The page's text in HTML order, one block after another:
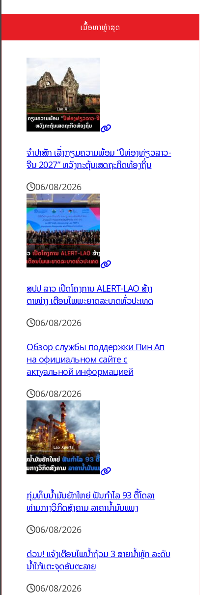
ເນື້ອຫາຫຼ້າສຸດ
ຈຳປາສັກ ເລັ່ງກຽມຄວາມພ້ອມ “ປີທ່ອງທ່ຽວລາວ-
ຈີນ 2027” ຫວັງກະຕຸ້ນເສດຖະກິດທ້ອງຖິ່ນ
06/08/2026
ສປປ ລາວ ເປີດໂຄງການ ALERT-LAO ສ້າງ
ຕາໜ່າງ ເຕືອນໄພພະຍາດລະບາດທົ່ວປະເທດ
06/08/2026
Обзор службы поддержки Пин Ап
на официальном сайте с
актуальной информацией
06/08/2026
ກຸ່ມທຶນນ້ຳມັນຍັກໃຫຍ່ ຟັນກຳໄລ 93 ຕື້ໂດລາ
ທ່າມກາງວິກິດສົງຄາມ ລາຄານໍ້າມັນແພງ
06/08/2026
ດ່ວນ! ແຈ້ງເຕືອນໄພນໍ້າຖ້ວມ 3 ສາຍນໍ້າຫຼັກ ລະດັບ
ນໍ້າໃກ້ແຕະຈຸດອັນຕະລາຍ
06/08/2026